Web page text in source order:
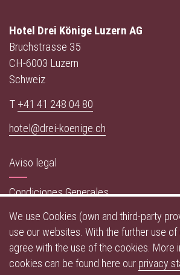
Hotel Drei Könige Luzern AG
Bruchstrasse 35
CH-6003 Luzern
Schweiz
T +41 41 248 04 80
hotel@drei-koenige.ch
Aviso legal
Condiciones Generales
Política de privacidad
Restaurante Bar
We use Cookies (own and third-party
use our websites. With the further use
agree with the use of the cookies. More
cookies can be found here our privacy